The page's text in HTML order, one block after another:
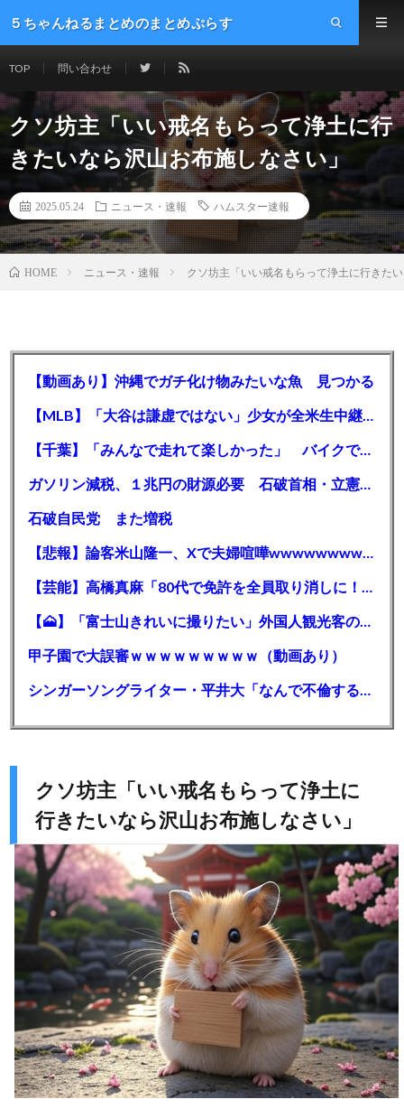
５ちゃんねるまとめのまとめぷらす
TOP 問い合わせ
クソ坊主「いい戒名もらって浄土に行
きたいなら沢山お布施しなさい」
2025.05.24 ニュース・速報 ハムスター速報
HOME ニュース・速報 クソ坊主「いい戒名もらって浄土に行きた
【動画あり】沖縄でガチ化け物みたいな魚 見つかる
【MLB】「大谷は謙虚ではない」少女が全米生中継で突然の大谷翔平批判 サイン無視された過去明かす
【千葉】「みんなで走れて楽しかった」 バイクでバースデー集団暴走 男女５７人を書類送検 SNSで参加者募る
ガソリン減税、１兆円の財源必要 石破首相・立憲野田氏「財源は死に物狂いで確保しなければならない」「本当に死に物狂いで」
石破自民党 また増税
【悲報】論客米山隆一、Xで夫婦喧嘩wwwwwwwwwwww
【芸能】高橋真麻「80代で免許を全員取り消しに！」 高齢ドライバーの事故問題で、高齢者の運転免許取り消し法を提案
【🗻】「富士山きれいに撮りたい」外国人観光客のレンタカー事故が急増…「ハンドルが逆で慣れず」、道の狭さも
甲子園で大誤審ｗｗｗｗｗｗｗｗｗ（動画あり）
シンガーソングライター・平井大「なんで不倫するか知ってる？妥協で結婚するからさ。」←浅すぎると大炎上
クソ坊主「いい戒名もらって浄土に
行きたいなら沢山お布施しなさい」